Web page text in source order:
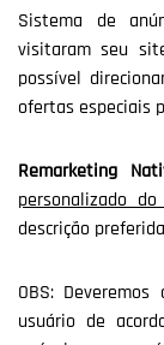
Sistema de
visitaram seu
possível
ofertas especiais
Remarketing
personalizado
descrição
OBS:
usuário de